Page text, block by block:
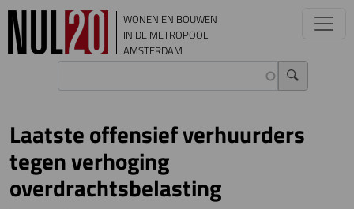
Overslaan en naar de inhoud gaan
WONEN EN BOUWEN
IN DE METROPOOL
AMSTERDAM
Laatste offensief verhuurders
tegen verhoging
overdrachtsbelasting